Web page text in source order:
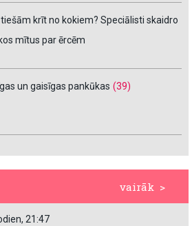
krīt no kokiem? Speciālisti skaidro
mītus par ērcēm
un gaisīgas pankūkas (39)
vairāk >
21:47